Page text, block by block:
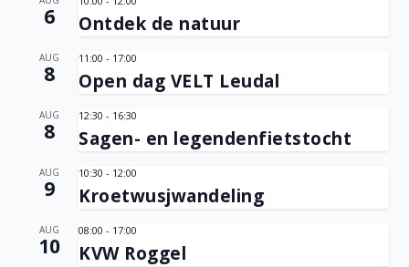
6 Ontdek de natuur
AUG
8
11:00 - 17:00
Open dag VELT Leudal
AUG
8
12:30 - 16:30
Sagen- en legendenfietstocht
AUG
9
10:30 - 12:00
Kroetwusjwandeling
AUG
10
08:00 - 17:00
KVW Roggel